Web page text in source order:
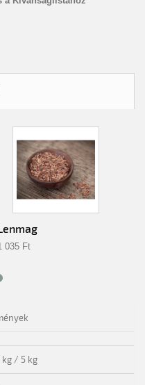
035 Ft‎
kg / 5 kg